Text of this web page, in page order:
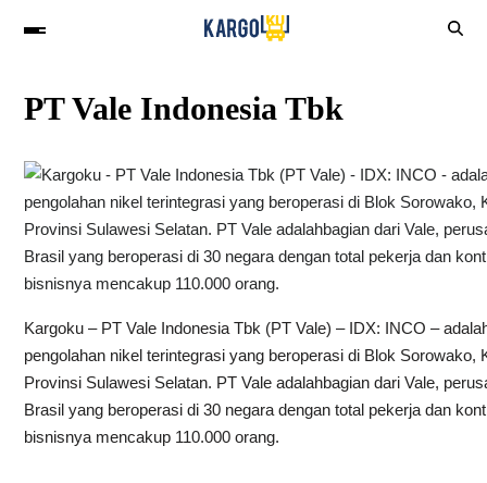
PT Vale Indonesia Tbk
Kargoku – PT Vale Indonesia Tbk (PT Vale) – IDX: INCO –
pengolahan nikel terintegrasi yang beroperasi di Blok Sorowako,
Provinsi Sulawesi Selatan. PT Vale adalahbagian dari Vale,
Brasil yang beroperasi di 30 negara dengan total pekerja dan
bisnisnya mencakup 110.000 orang.